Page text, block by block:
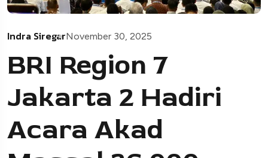
Indra SiregarNovember 30, 2025
BRI Region 7
Jakarta 2 Hadiri
Acara Akad